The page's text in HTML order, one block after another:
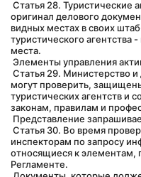
оригинал делового
видных местах в своих
туристического
места.
Элементы управления
могут проверить,
туристических агентств и
законам, правилам и
Представление
инспекторам по запросу
относящиеся к
Регламенте.